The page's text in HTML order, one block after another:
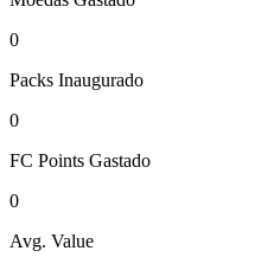
0
Packs Inaugurado
0
FC Points Gastado
0
Avg. Value